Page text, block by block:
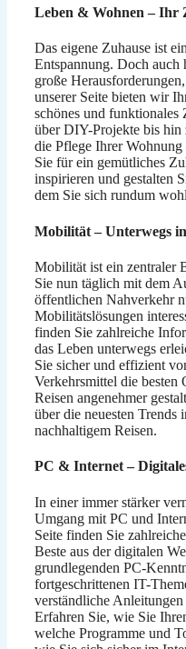
Leben & Wohnen – Ihr
Das eigene Zuhause ist
Entspannung. Doch auch
große
unserer Seite bieten wir
schönes und funktionales
über DIY-Projekte bis hin
die Pflege Ihrer
Sie für ein gemütliches
inspirieren und gestalten
dem Sie sich rundum
Mobilität – Unterwegs
Mobilität ist ein zentraler
Sie nun täglich mit dem
öffentlichen Nahverkehr
Mobilitätslösungen
finden Sie zahlreiche
das Leben unterwegs
Sie sicher und effizient
Verkehrsmittel die besten
Reisen angenehmer
über die neuesten
nachhaltigem Reisen.
PC & Internet –
In einer immer stärker
Umgang mit PC und
Seite finden Sie
Beste aus der digitalen
grundlegenden PC-
fortgeschrittenen IT-
verständliche
Erfahren Sie, wie Sie
welche Programme und